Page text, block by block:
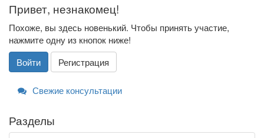
Привет, незнакомец!
Похоже, вы здесь новенький. Чтобы принять участие,
нажмите одну из кнопок ниже!
Войти
Регистрация
Свежие консультации
Разделы